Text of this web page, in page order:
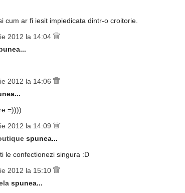
cum ar fi iesit impiedicata dintr-o croitorie.
2012 la 14:04
2012 la 14:06
=))))
2012 la 14:09
spunea...
le confectionezi singura :D
2012 la 15:10
spunea...